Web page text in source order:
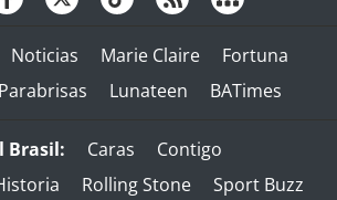
Noticias Marie Claire
Fortuna
Parabrisas Lunateen BATimes
Brasil: Caras
Contigo
Rolling Stone
Sport Buzz